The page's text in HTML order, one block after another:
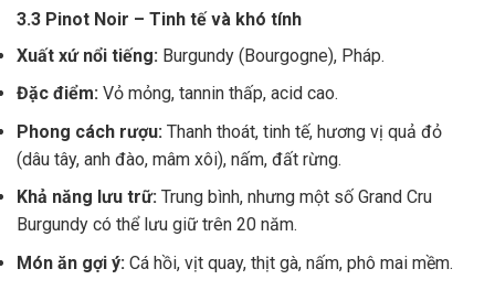
3.3 Pinot Noir – Tinh tế và khó tính
Xuất xứ nổi tiếng: Burgundy (Bourgogne), Pháp.
Đặc điểm: Vỏ mỏng, tannin thấp, acid cao.
Phong cách rượu: Thanh thoát, tinh tế, hương vị quả đỏ
(dâu tây, anh đào, mâm xôi), nấm, đất rừng.
Khả năng lưu trữ: Trung bình, nhưng một số Grand Cru
Burgundy có thể lưu giữ trên 20 năm.
Món ăn gợi ý: Cá hồi, vịt quay, thịt gà, nấm, phô mai mềm.